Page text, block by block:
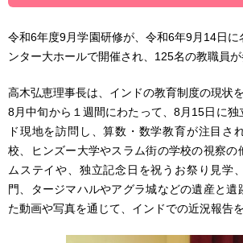
令和6年度9月学園研修が、令和6年9月14日に
ンター大ホールで開催され、125名の教職員が
高木弘恵理事長は、インドの教育制度の現状
8月中旬から１週間にわたって、8月15日に独
ド現地を訪問し、算数・数学教育が注目さ
校、ヒンズー大学やスラム街の学校の視察の
ムステイや、独立記念日を祝うお祭り見学
門、タージマハルやアグラ城などの遺産と遺
た動画や写真を通じて、インドでの近況報告